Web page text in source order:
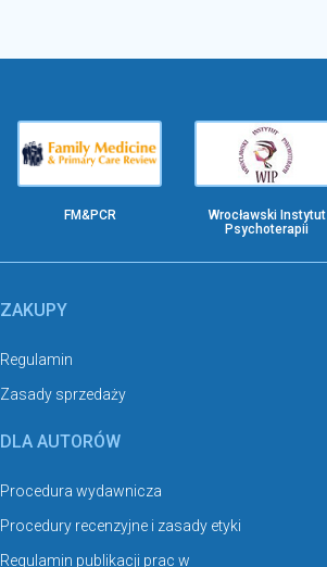
FM&PCR
Wrocławski Instytut
Psychoterapii
ZAKUPY
Regulamin
Zasady sprzedaży
DLA AUTORÓW
Procedura wydawnicza
Procedury recenzyjne i zasady etyki
Regulamin publikacji prac w